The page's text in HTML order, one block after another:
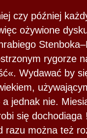
czy później
ożywione
rygorze
Wydawać by
jednak nie.
się
można też